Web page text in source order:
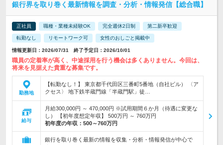
銀行界を取り巻く最新情報を調査・分析・情報発信【総合職】
正社員 職種・業種未経験OK 完全週休2日制 第二新卒歓迎
転勤なし リモートワーク可 女性のおしごと掲載中
情報更新日：2026/07/31 終了予定日：2026/10/01
職員の定着率が高く、中途採用を行う機会は多くありません。今回は、
将来を見据えた貴重な募集です。
勤務地
【転勤なし！】 東京都千代田区三番町5番地（自社ビル） 〈ア
クセス〉 地下鉄半蔵門線「半蔵門駅」徒…
給与
月給300,000円 ～ 470,000円 ※試用期間６か月（待遇に変更な
し） 【初年度想定年収】 500万円 ～ 760万円
初年度の年収： 500～760万円
銀行を取り巻く最新の情報を収集・分析・情報発信が中心で